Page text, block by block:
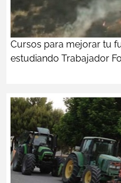
Cursos para mejorar tu
estudiando Trabajador